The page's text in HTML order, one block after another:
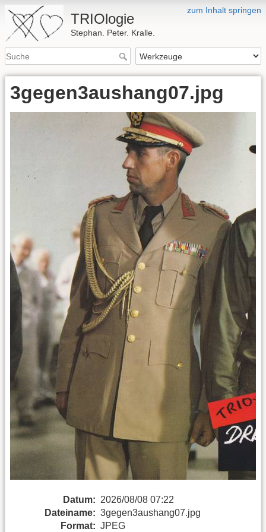
zum Inhalt springen
TRIOlogie
Stephan. Peter. Kralle.
3gegen3aushang07.jpg
Datum: 2026/08/08 07:22
Dateiname: 3gegen3aushang07.jpg
Format: JPEG